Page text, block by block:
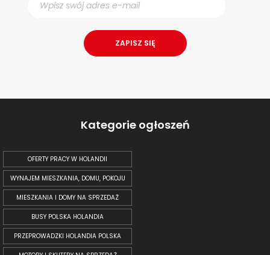
Kategorie ogłoszeń
OFERTY PRACY W HOLANDII
WYNAJEM MIESZKANIA, DOMU, POKOJU
MIESZKANIA I DOMY NA SPRZEDAŻ
BUSY POLSKA HOLANDIA
PRZEPROWADZKI HOLANDIA POLSKA